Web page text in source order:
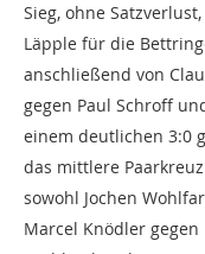
Sieg, ohne
Läpple für die
anschließend von
gegen Paul Schroff
einem deutlichen 3:0
das mittlere
sowohl Jochen
Marcel Knödler